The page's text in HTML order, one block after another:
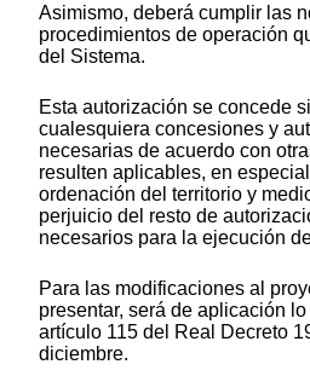
Asimismo, deberá cumplir las
procedimientos de operación
del Sistema.
Esta autorización se concede
cualesquiera concesiones y
necesarias de acuerdo con
resulten aplicables, en
ordenación del territorio y
perjuicio del resto de
necesarios para la ejecución
Para las modificaciones al
presentar, será de aplicación
artículo 115 del Real Decreto
diciembre.